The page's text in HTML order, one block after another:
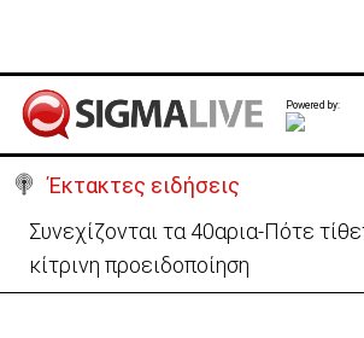
Powered by:
Έκτακτες ειδήσεις
Συνεχίζονται τα 40αρια-Πότε
κίτρινη προειδοποίηση